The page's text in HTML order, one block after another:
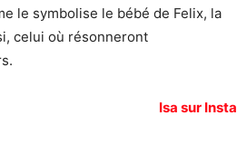
le symbolise le bébé de Felix, la
celui où résonneront
Isa sur Insta